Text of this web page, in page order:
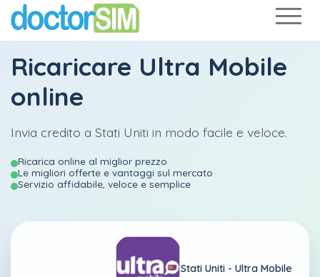
Ricaricare Ultra Mobile
online
Invia credito a Stati Uniti in modo facile e veloce.
Ricarica online al miglior prezzo
Le migliori offerte e vantaggi sul mercato
Servizio affidabile, veloce e semplice
Stati Uniti - Ultra Mobile